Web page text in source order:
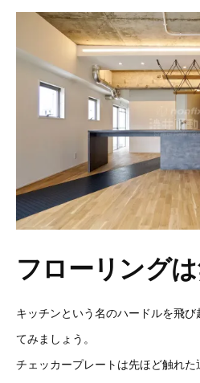
フローリング
キッチンという名のハードルを飛
てみましょう。
チェッカープレートは先ほど触れた